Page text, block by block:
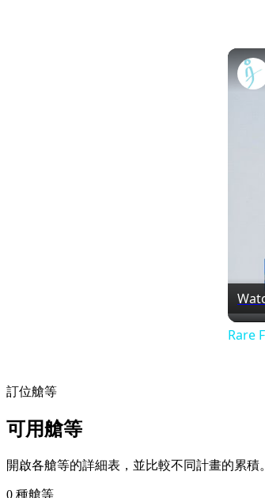
Rare
訂位艙等
可用艙等
開啟各艙等的詳細表，並比較不同計畫的累積。
0 種艙等